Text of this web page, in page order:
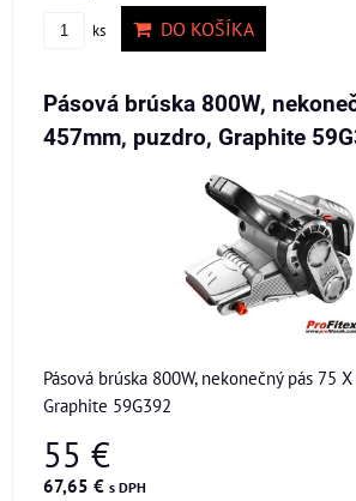
ks DO KOŠÍKA
Pásová brúska 800W,
457mm, puzdro, Graphite
Pásová brúska 800W, nekonečný pás 75
Graphite 59G392
55 €
67,65 € s DPH